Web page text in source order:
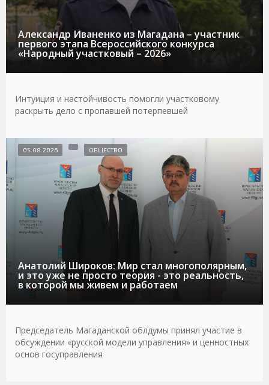
Александр Иваненко из Магадана – участник
первого этапа Всероссийского конкурса
«Народный участковый – 2026»
Интуиция и настойчивость помогли участковому
раскрыть дело с пропавшей потерпевшей
Анатолий Широков: Мир стал многополярным,
и это уже не просто теория - это реальность,
в которой мы живем и работаем
05.08.2026 ОБЩЕСТВО
Председатель Магаданской облдумы принял участие в
обсуждении «русской модели управления» и ценностных
основ госуправления